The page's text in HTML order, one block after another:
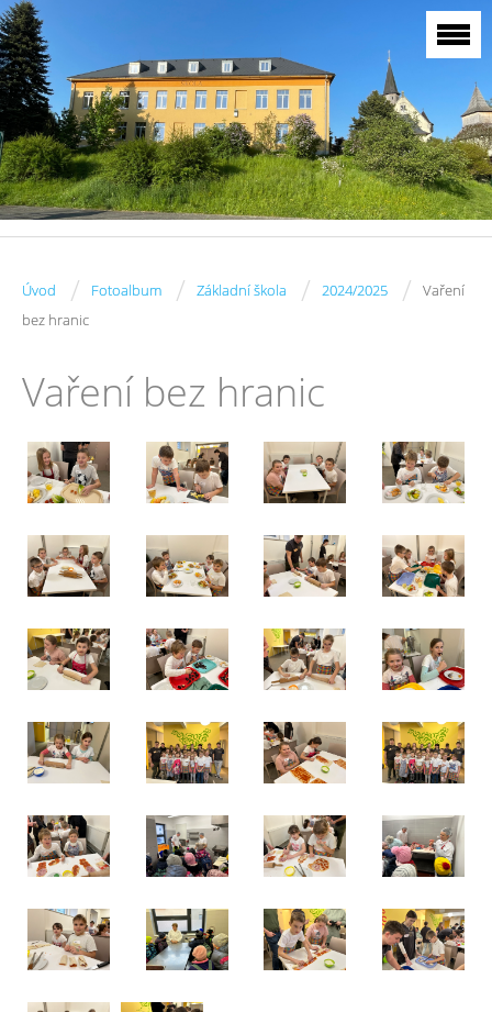
Úvod / Fotoalbum / Základní škola / 2024/2025 /
Vaření
bez hranic
Vaření bez hranic